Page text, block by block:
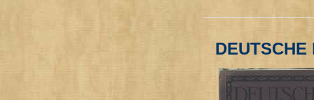
DEUTSCHE